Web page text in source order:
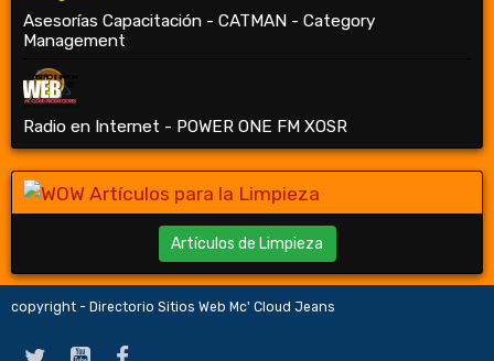
Asesorías Capacitación - CATMAN - Category
Management
Radio en Internet - POWER ONE FM XOSR
Artículos de Limpieza
copyright - Directorio Sitios Web Mc' Cloud Jeans